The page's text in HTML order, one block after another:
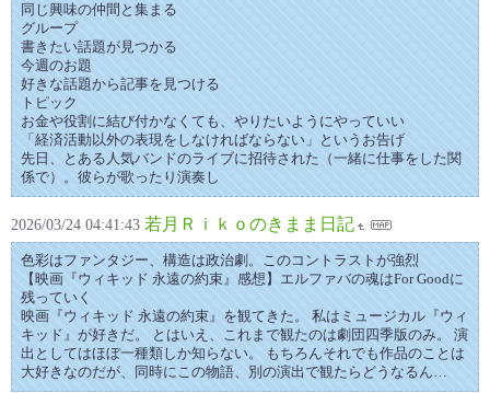
同じ興味の仲間と集まる
グループ
書きたい話題が見つかる
今週のお題
好きな話題から記事を見つける
トピック
お金や役割に結び付かなくても、やりたいようにやっていい
「経済活動以外の表現をしなければならない」というお告げ
先日、とある人気バンドのライブに招待された（一緒に仕事をした関
係で）。彼らが歌ったり演奏し
2026/03/24 04:41:43 若月Ｒｉｋｏのきまま日記
色彩はファンタジー、構造は政治劇。このコントラストが強烈
【映画『ウィキッド 永遠の約束』感想】エルファバの魂はFor Goodに
残っていく
映画『ウィキッド 永遠の約束』を観てきた。 私はミュージカル『ウィ
キッド』が好きだ。 とはいえ、これまで観たのは劇団四季版のみ。 演
出としてはほぼ一種類しか知らない。 もちろんそれでも作品のことは
大好きなのだが、同時にこの物語、別の演出で観たらどうなるん…